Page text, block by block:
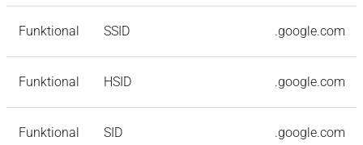
Funktional SSID .google.com
Funktional HSID .google.com
Funktional SID .google.com